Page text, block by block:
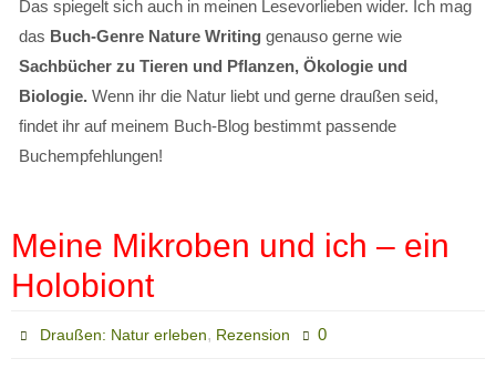
Das spiegelt sich auch in meinen Lesevorlieben wider. Ich mag
das Buch-Genre Nature Writing genauso gerne wie
Sachbücher zu Tieren und Pflanzen, Ökologie und
Biologie. Wenn ihr die Natur liebt und gerne draußen seid,
findet ihr auf meinem Buch-Blog bestimmt passende
Buchempfehlungen!
Meine Mikroben und ich – ein
Holobiont
Draußen: Natur erleben, Rezension 0